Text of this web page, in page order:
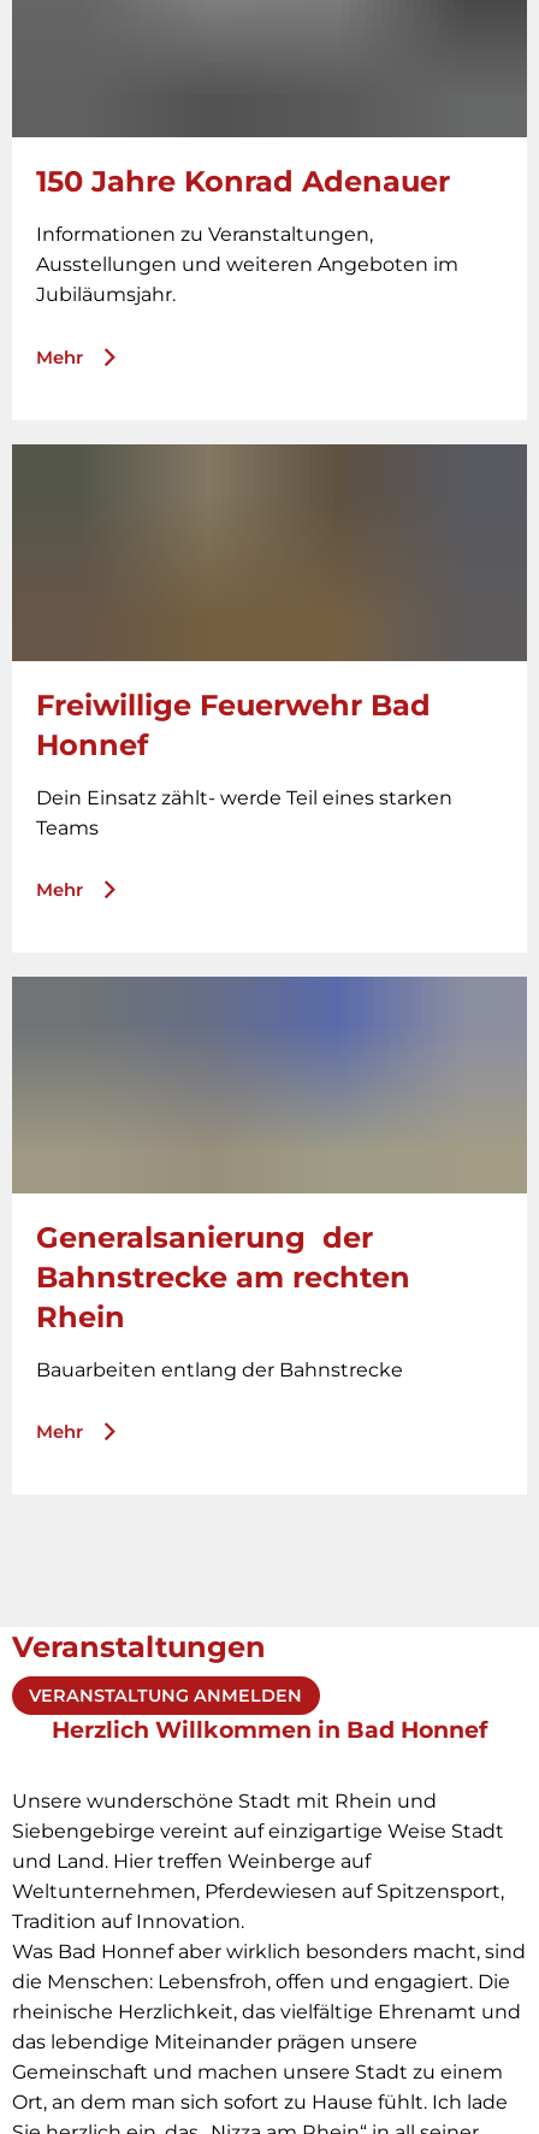
150 Jahre Konrad Adenauer
Informationen zu Veranstaltungen,
Ausstellungen und weiteren Angeboten im
Jubiläumsjahr.
Mehr
Freiwillige Feuerwehr Bad
Honnef
Dein Einsatz zählt- werde Teil eines starken
Teams
Mehr
Generalsanierung der
Bahnstrecke am rechten
Rhein
Bauarbeiten entlang der Bahnstrecke
Mehr
Veranstaltungen
VERANSTALTUNG ANMELDEN
Herzlich Willkommen in Bad Honnef
Unsere wunderschöne Stadt mit Rhein und
Siebengebirge vereint auf einzigartige Weise Stadt
und Land. Hier treffen Weinberge auf
Weltunternehmen, Pferdewiesen auf Spitzensport,
Tradition auf Innovation.
Was Bad Honnef aber wirklich besonders macht, sind
die Menschen: Lebensfroh, offen und engagiert. Die
rheinische Herzlichkeit, das vielfältige Ehrenamt und
das lebendige Miteinander prägen unsere
Gemeinschaft und machen unsere Stadt zu einem
Ort, an dem man sich sofort zu Hause fühlt. Ich lade